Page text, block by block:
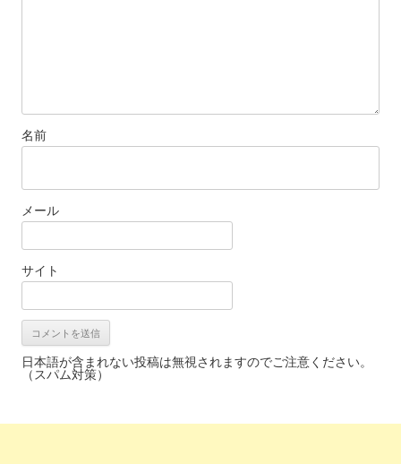
名前
メール
サイト
日本語が含まれない投稿は無視されますのでご注意ください。
（スパム対策）